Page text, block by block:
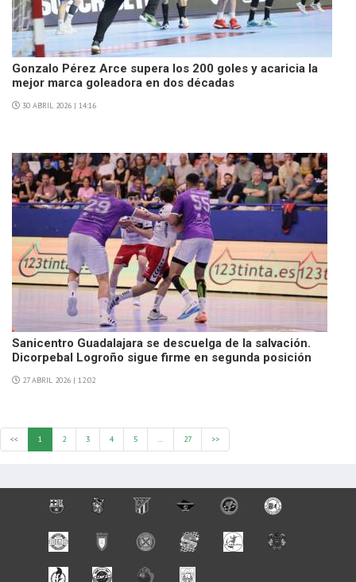
Gonzalo Pérez Arce supera los 200 goles y acaricia la
mejor marca goleadora en dos décadas
30 ABRIL 2026 | 14:16
Sanicentro Guadalajara se descuelga de la salvación.
Dicorpebal Logroño sigue firme en segunda posición
27 ABRIL 2026 | 12:02
<< 1 2 3 4 5 27 >>